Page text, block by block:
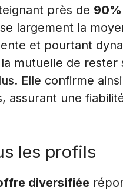
près de 90%
largement la
et pourtant
mutuelle de rester
Elle confirme
assurant une
les profils
diversifiée